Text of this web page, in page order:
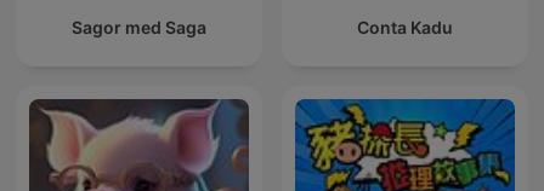
Conta Kadu
Sagor med Saga